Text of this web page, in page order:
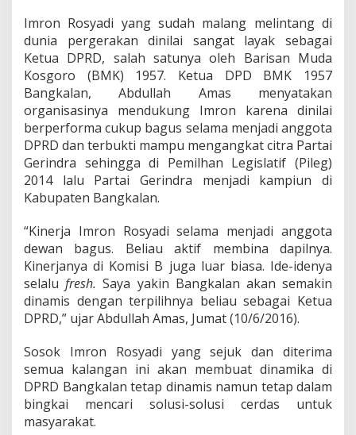
a
d
i
K
e
a
D
P
R
D
B
g
k
l
a
n
Imron Rosyadi yang sudah malang melintang di
dunia pergerakan dinilai sangat layak sebagai
Ketua DPRD, salah satunya oleh Barisan Muda
Kosgoro (BMK) 1957. Ketua DPD BMK 1957
Bangkalan, Abdullah Amas menyatakan
organisasinya mendukung Imron karena dinilai
berperforma cukup bagus selama menjadi anggota
DPRD dan terbukti mampu mengangkat citra Partai
Gerindra sehingga di Pemilhan Legislatif (Pileg)
2014 lalu Partai Gerindra menjadi kampiun di
Kabupaten Bangkalan.
“Kinerja Imron Rosyadi selama menjadi anggota
dewan bagus. Beliau aktif membina dapilnya.
Kinerjanya di Komisi B juga luar biasa. Ide-idenya
selalufresh.Saya yakin Bangkalan akan semakin
dinamis dengan terpilihnya beliau sebagai Ketua
DPRD,” ujar Abdullah Amas, Jumat (10/6/2016).
Sosok Imron Rosyadi yang sejuk dan diterima
semua kalangan ini akan membuat dinamika di
DPRD Bangkalan tetap dinamis namun tetap dalam
bingkai mencari solusi-solusi cerdas untuk
masyarakat.